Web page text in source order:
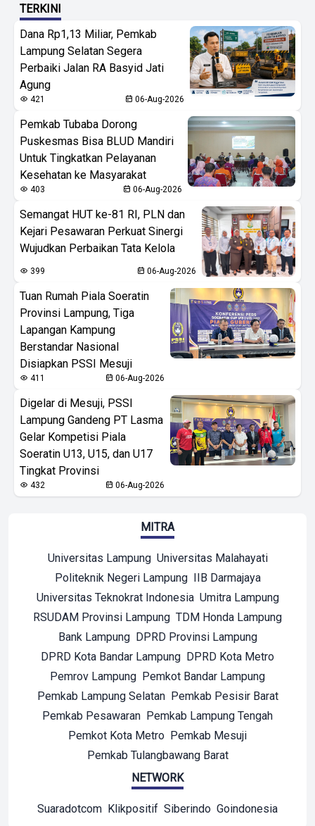
TERKINI
Dana Rp1,13 Miliar, Pemkab
Lampung Selatan Segera
Perbaiki Jalan RA Basyid Jati
Agung
421 06-Aug-2026
Pemkab Tubaba Dorong
Puskesmas Bisa BLUD Mandiri
Untuk Tingkatkan Pelayanan
Kesehatan ke Masyarakat
403 06-Aug-2026
Semangat HUT ke-81 RI, PLN dan
Kejari Pesawaran Perkuat Sinergi
Wujudkan Perbaikan Tata Kelola
399 06-Aug-2026
Tuan Rumah Piala Soeratin
Provinsi Lampung, Tiga
Lapangan Kampung
Berstandar Nasional
Disiapkan PSSI Mesuji
411 06-Aug-2026
Digelar di Mesuji, PSSI
Lampung Gandeng PT Lasma
Gelar Kompetisi Piala
Soeratin U13, U15, dan U17
Tingkat Provinsi
432 06-Aug-2026
MITRA
Universitas Lampung Universitas Malahayati
Politeknik Negeri Lampung IIB Darmajaya
Universitas Teknokrat Indonesia Umitra Lampung
RSUDAM Provinsi Lampung TDM Honda Lampung
Bank Lampung DPRD Provinsi Lampung
DPRD Kota Bandar Lampung DPRD Kota Metro
Pemrov Lampung Pemkot Bandar Lampung
Pemkab Lampung Selatan Pemkab Pesisir Barat
Pemkab Pesawaran Pemkab Lampung Tengah
Pemkot Kota Metro Pemkab Mesuji
Pemkab Tulangbawang Barat
NETWORK
Suaradotcom Klikpositif Siberindo Goindonesia